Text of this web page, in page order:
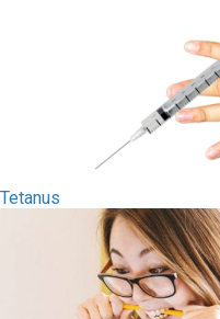
Tetanus